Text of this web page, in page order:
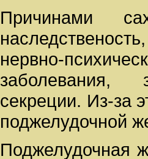
Причинами
нервно-
заболевания,
секреции. Из-за
поджелудочной
Поджелудочная